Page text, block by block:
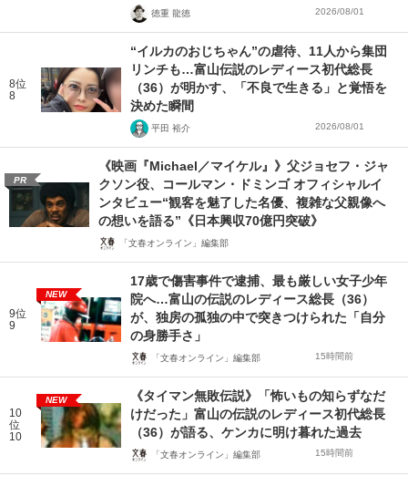
徳重 龍徳 2026/08/01
8位
8
“イルカのおじちゃん”の虐待、11人から集団
リンチも…富山伝説のレディース初代総長
（36）が明かす、「不良で生きる」と覚悟を
決めた瞬間
平田 裕介 2026/08/01
PR
《映画『Michael／マイケル』》父ジョセフ・ジャ
クソン役、コールマン・ドミンゴ オフィシャルイ
ンタビュー“観客を魅了した名優、複雑な父親像へ
の想いを語る”《日本興収70億円突破》
「文春オンライン」編集部
9位
9
NEW
17歳で傷害事件で逮捕、最も厳しい女子少年
院へ…富山の伝説のレディース総長（36）
が、独房の孤独の中で突きつけられた「自分
の身勝手さ」
「文春オンライン」編集部 15時間前
10
位
10
NEW
《タイマン無敗伝説》「怖いもの知らずなだ
けだった」富山の伝説のレディース初代総長
（36）が語る、ケンカに明け暮れた過去
「文春オンライン」編集部 15時間前